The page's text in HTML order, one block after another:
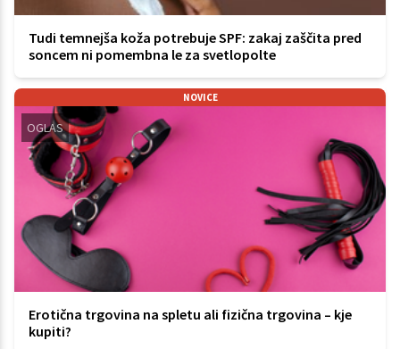
Tudi temnejša koža potrebuje SPF: zakaj zaščita pred
soncem ni pomembna le za svetlopolte
NOVICE
OGLAS
Erotična trgovina na spletu ali fizična trgovina – kje
kupiti?